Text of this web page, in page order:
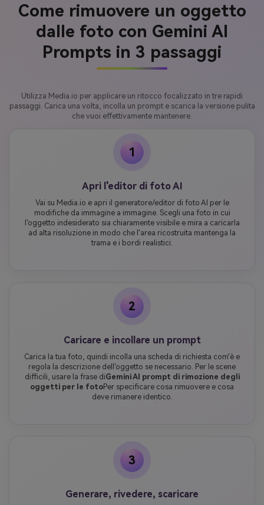
Come rimuovere un oggetto
dalle foto con Gemini AI
Prompts in 3 passaggi
Utilizza Media.io per applicare un ritocco focalizzato in tre rapidi
passaggi. Carica una volta, incolla un prompt e scarica la versione pulita
che vuoi effettivamente mantenere.
1
Apri l'editor di foto AI
Vai su Media.io e apri il generatore/editor di foto AI per le
modifiche da immagine a immagine. Scegli una foto in cui
l'oggetto indesiderato sia chiaramente visibile e mira a caricarla
ad alta risoluzione in modo che l'area ricostruita mantenga la
trama e i bordi realistici.
2
Caricare e incollare un prompt
Carica la tua foto, quindi incolla una scheda di richiesta com'è e
regola la descrizione dell'oggetto se necessario. Per le scene
difficili, usare la frase diGemini AI prompt di rimozione degli
oggetti per le fotoPer specificare cosa rimuovere e cosa
deve rimanere identico.
3
Generare, rivedere, scaricare